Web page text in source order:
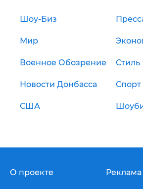
Шоу-Биз
Мир
Военное Обозрение Стиль
Новости Донбасса Спорт
США
О проекте Реклама